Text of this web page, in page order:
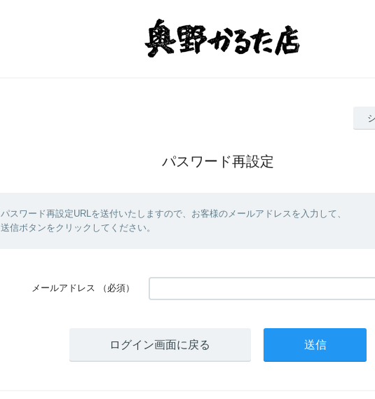
パスワード再設定
パスワード再設定URLを送付いたしますので、お客様のメールアドレスを入力して、
送信ボタンをクリックしてください。
メールアドレス （必須）
ログイン画面に戻る